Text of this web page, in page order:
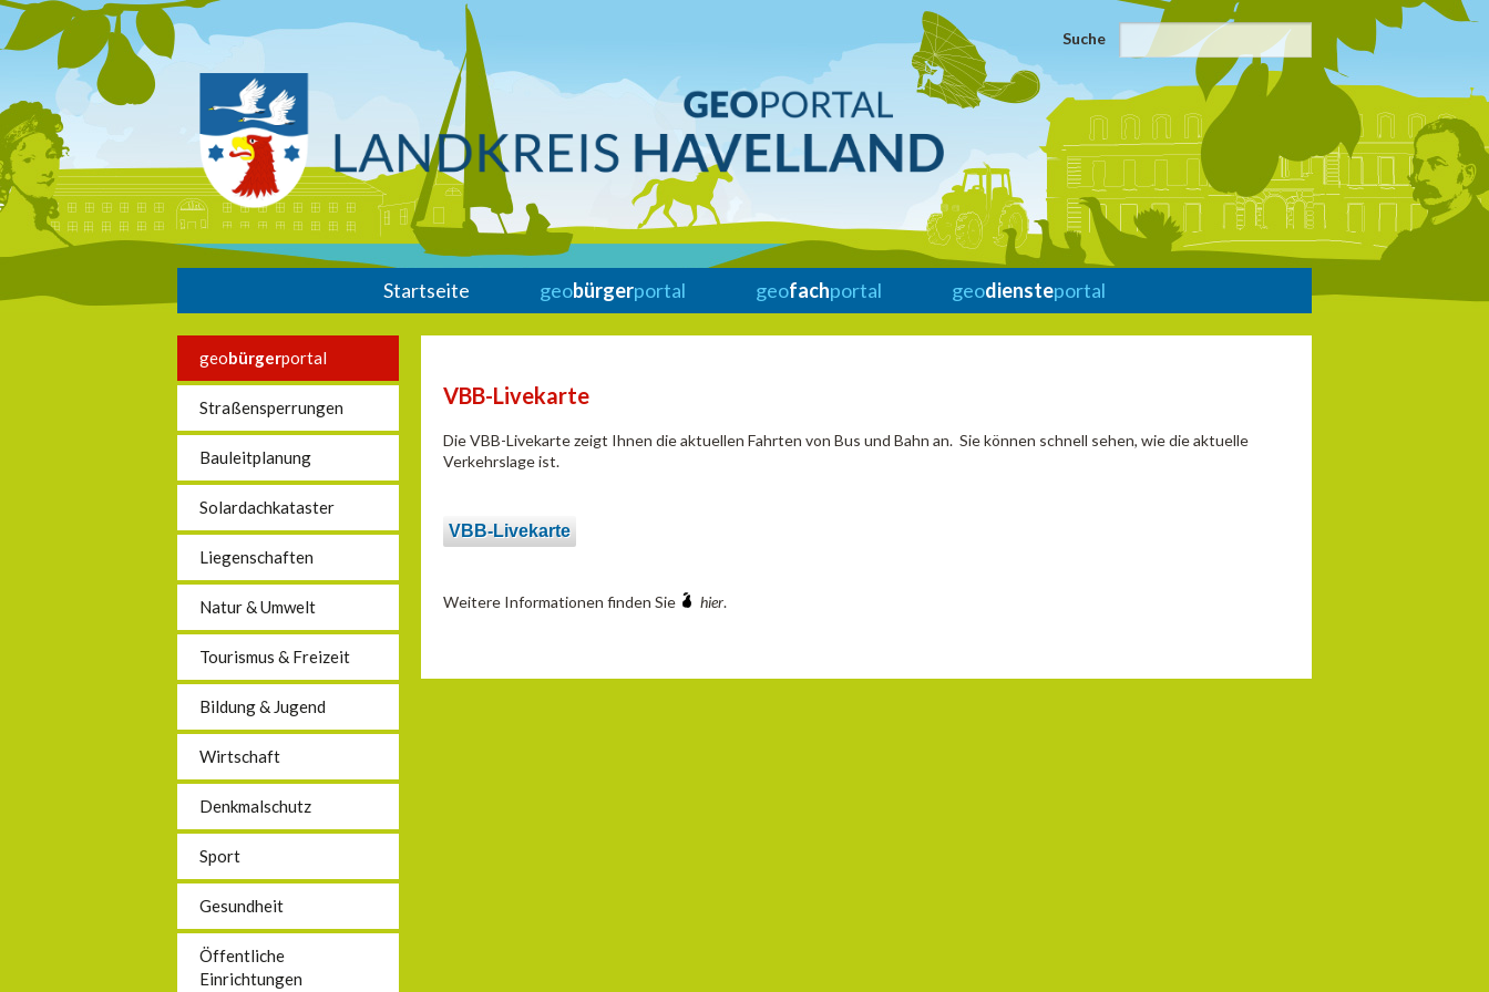
Suche
Startseite geobürgerportal geofachportal geodiensteportal
geobürgerportal
Straßensperrungen
Bauleitplanung
Solardachkataster
Liegenschaften
Natur & Umwelt
Tourismus & Freizeit
Bildung & Jugend
Wirtschaft
Denkmalschutz
Sport
Gesundheit
Öffentliche
Einrichtungen
VBB-Livekarte
Die VBB-Livekarte zeigt Ihnen die aktuellen Fahrten von Bus und Bahn an. Sie können schnell sehen, wie die aktuelle
Verkehrslage ist.
VBB-Livekarte
Weitere Informationen finden Sie hier.